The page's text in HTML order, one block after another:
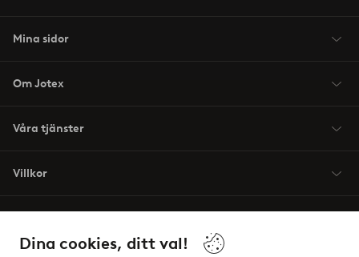
Dina cookies, ditt val!
Mina sidor
Om Jotex
Våra tjänster
Villkor